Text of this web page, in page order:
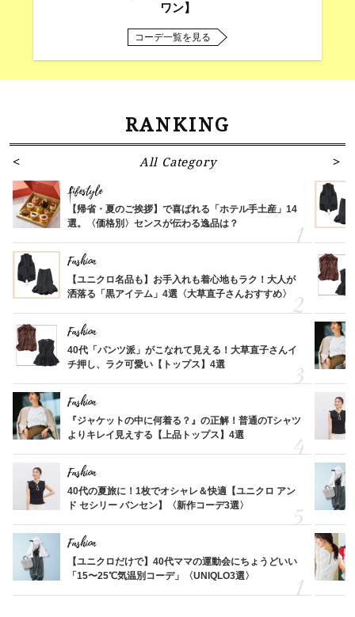
ワン】
コーデ一覧を見る
RANKING
All Category
Lifestyle
【帰省・夏のご挨拶】で喜ばれる「ホテル手土産」14
選。〈価格別〉センスが伝わる逸品は？
Fashion
【ユニクロ名品も】お手入れも着心地もラク！大人が
洒落る「黒アイテム」4選〈大草直子さんおすすめ〉
Fashion
40代「パンツ派」がこなれて見える！大草直子さんイ
チ押し、ラク可愛い【トップス】4選
Fashion
『ジャケットの中に何着る？』の正解！普通のTシャツ
よりキレイ見えする【上品トップス】4選
Fashion
40代の夏旅に！1枚でオシャレ＆快適【ユニクロ アン
ド セシリー バンセン】〈新作コーデ3選〉
Fashion
【ユニクロだけで】40代ママの運動会にちょうどいい
「15〜25℃気温別コーデ」〈UNIQLO3選〉